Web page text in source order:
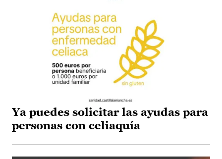
Ya puedes solicitar las ayudas para
personas con celiaquía